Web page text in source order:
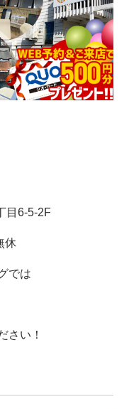
目6-5-2F
休
では
さい！